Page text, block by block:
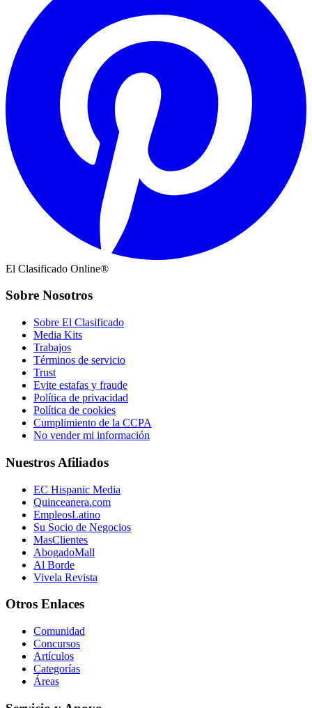
El Clasificado Online®
Sobre Nosotros
Sobre El Clasificado
Media Kits
Trabajos
Términos de servicio
Trust
Evite estafas y fraude
Política de privacidad
Política de cookies
Cumplimiento de la CCPA
No vender mi información
Nuestros Afiliados
EC Hispanic Media
Quinceanera.com
EmpleosLatino
Su Socio de Negocios
MasClientes
AbogadoMall
Al Borde
Vivela Revista
Otros Enlaces
Comunidad
Concursos
Artículos
Categorías
Áreas